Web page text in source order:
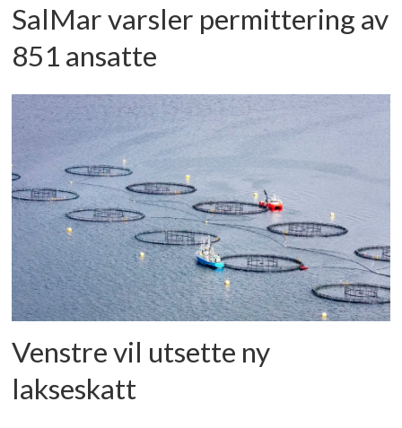
SalMar varsler permittering av
851 ansatte
Venstre vil utsette ny
lakseskatt